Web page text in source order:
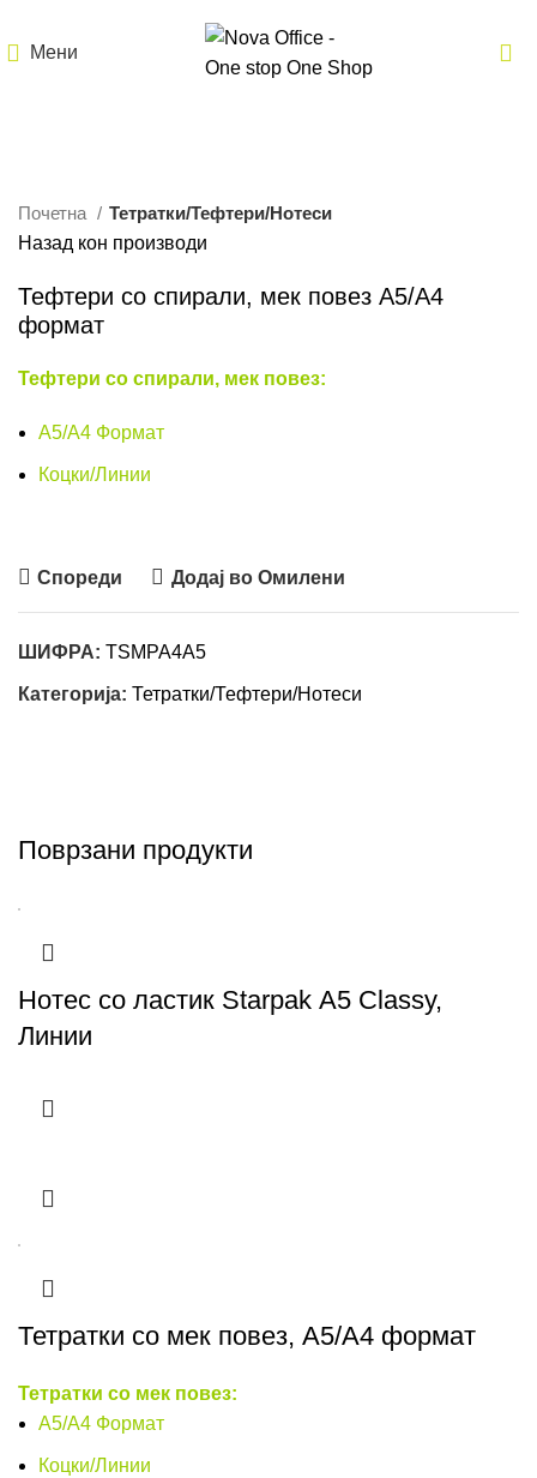
Мени
Почетна
Тетратки/Тефтери/Нотеси
Назад кон производи
Тефтери со спирали, мек повез A5/A4
формат
Тефтери со спирали, мек повез:
А5/А4 Формат
Коцки/Линии
Спореди Додај во Омилени
ШИФРА: TSMPA4A5
Категорија: Тетратки/Тефтери/Нотеси
Поврзани продукти
Нотес со ластик Starpak А5 Classy,
Линии
Тетратки со мек повез, A5/A4 формат
Тетратки со мек повез:
А5/А4 Формат
Коцки/Линии